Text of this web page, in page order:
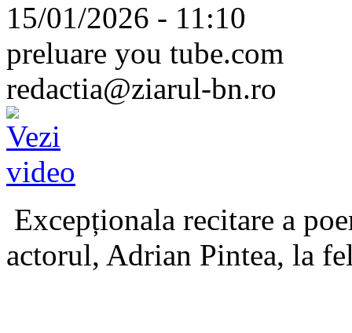
15/01/2026 - 11:10
preluare you tube.com
redactia@ziarul-bn.ro
Excepționala recitare a
actorul, Adrian Pintea, la